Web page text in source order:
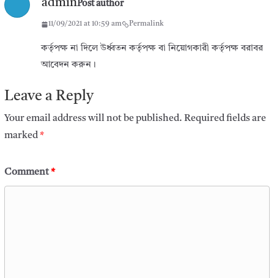
adminPost author
11/09/2021 at 10:59 am Permalink
কর্তৃপক্ষ না দিলে উর্ধ্বতন কর্তৃপক্ষ বা নিয়োগকারী কর্তৃপক্ষ বরাবর
আবেদন করুন।
Leave a Reply
Your email address will not be published. Required fields are
marked*
Comment*